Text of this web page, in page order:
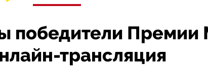
победители Премии
трансляция